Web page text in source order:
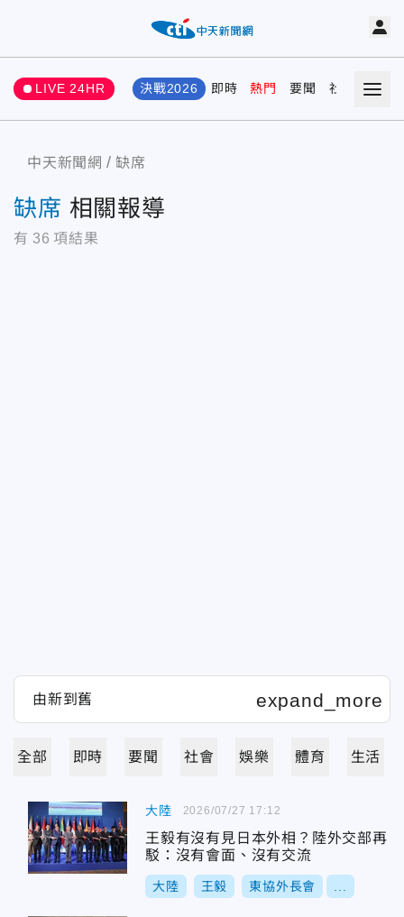
LIVE 24HR 決戰2026 即時 熱門 要聞 社會 娛樂
中天新聞網 缺席
缺席 相關報導
有 36 項結果
全部 即時 要聞 社會 娛樂 體育 生活
大陸
王毅有沒有見日本外相？陸外交部再
駁：沒有會面、沒有交流
大陸 王毅 東協外長會
2026/07/27 17:12